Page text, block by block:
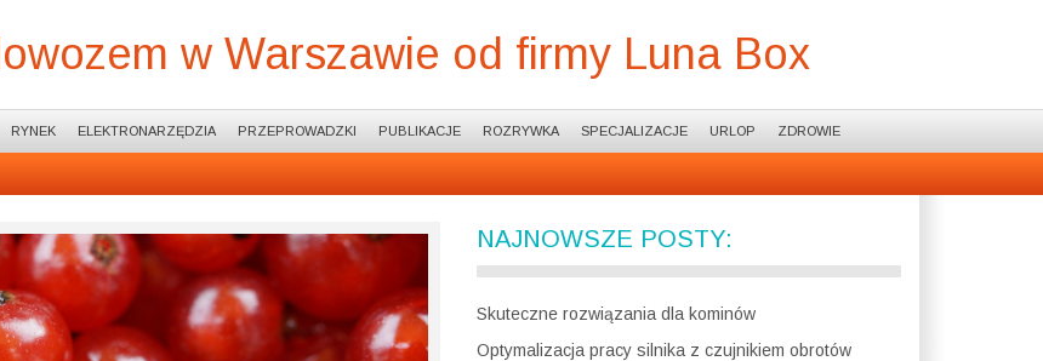
w Warszawie od firmy Luna Box
RYNEK ELEKTRONARZĘDZIA PRZEPROWADZKI PUBLIKACJE ROZRYWKA SPECJALIZACJE URLOP ZDROWIE
NAJNOWSZE POSTY:
Skuteczne rozwiązania dla kominów
Optymalizacja pracy silnika z czujnikiem obrotów